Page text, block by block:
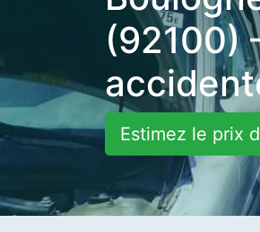
(92100)
Estimez le prix